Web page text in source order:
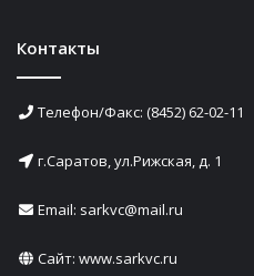
Контакты
Телефон/Факс: (8452) 62-02-11
г.Саратов, ул.Рижская, д. 1
Email: sarkvc@mail.ru
Сайт: www.sarkvc.ru